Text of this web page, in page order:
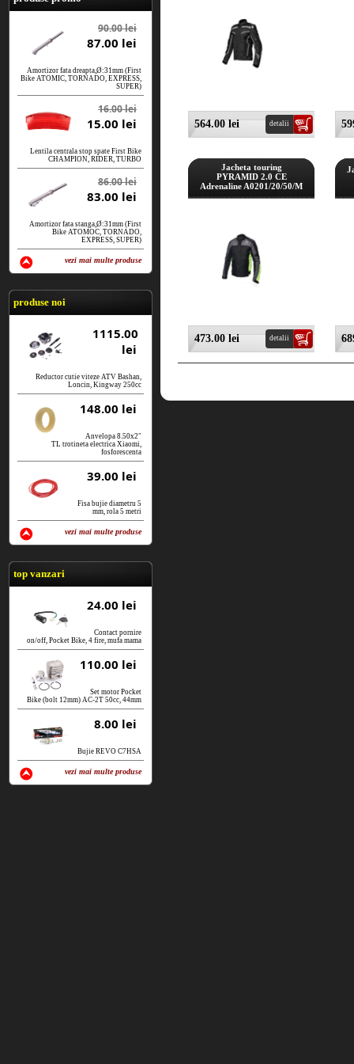
90.00 lei
87.00 lei
Amortizor fata dreapta,Ø:31mm (First
Bike ATOMIC, TORNADO, EXPRESS,
SUPER)
16.00 lei
15.00 lei
Lentila centrala stop spate First Bike
CHAMPION, RIDER, TURBO
86.00 lei
83.00 lei
Amortizor fata stanga,Ø:31mm (First
Bike ATOMOC, TORNADO,
EXPRESS, SUPER)
vezi mai multe produse
vezi produse
produse noi
1115.00
lei
Reductor cutie viteze ATV Bashan,
Loncin, Kingway 250cc
148.00 lei
Anvelopa 8.50x2"
TL trotineta electrica Xiaomi,
fosforescenta
39.00 lei
Fisa bujie diametru 5
mm, rola 5 metri
vezi mai multe produse
vezi produse
top vanzari
24.00 lei
Contact pornire
on/off, Pocket Bike, 4 fire, mufa mama
110.00 lei
Set motor Pocket
Bike (bolt 12mm) AC-2T 50cc, 44mm
8.00 lei
Bujie REVO C7HSA
vezi mai multe produse
vezi produse
564.00 lei detalii
Jacheta touring
PYRAMID 2.0 CE
Adrenaline A0201/20/50/M
473.00 lei detalii